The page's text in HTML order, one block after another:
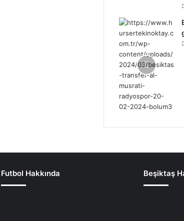
Futbol Hakkında Beşiktaş